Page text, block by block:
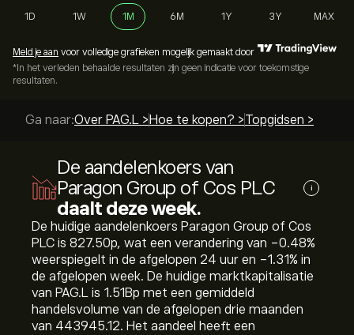
1D 1W 1M 6M 1Y 3Y MAX
Meld je aan voor volledige grafieken mogelijk gemaakt door
*In het verleden behaalde resultaten zijn geen indicatie voor toekomstige
resultaten.
Ga naar:Over PAG.L > Hoe te kopen? >Topgidsen >
De aandelenkoers van
Paragon Group of Cos PLC
daalt deze week.
i
De huidige aandelenkoers Paragon Group of Cos
PLC is 827.50‎p‎, wat een verandering van ‎-0.48‎%
weerspiegelt in de afgelopen 24 uur en ‎-1.31‎% in
de afgelopen week. De huidige marktkapitalisatie
van PAG.L is 1.51B‎p‎ met een gemiddeld
handelsvolume van de afgelopen drie maanden
van 443945.12. Het aandeel heeft een